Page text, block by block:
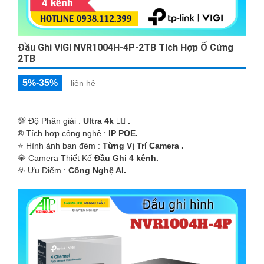
Đầu Ghi VIGI NVR1004H-4P-2TB Tích Hợp Ổ Cứng
2TB
5%-35% liên hệ
💯 Độ Phân giải : Ultra 4k 👍🏾 .
®️ Tích hợp công nghệ : IP POE.
⭐ Hình ảnh ban đêm : Từng Vị Trí Camera .
💎 Camera Thiết Kế Đầu Ghi 4 kênh.
️☣️ Ưu Điểm : Công Nghệ AI.